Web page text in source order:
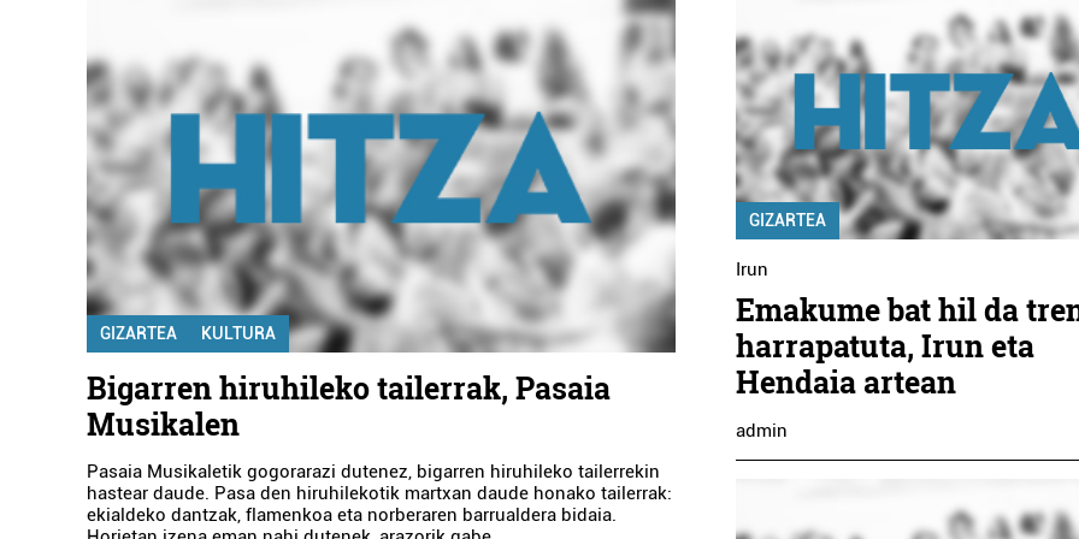
GIZARTEA KULTURA
Bigarren hiruhileko tailerrak, Pasaia
Musikalen
Pasaia Musikaletik gogorarazi dutenez, bigarren hiruhileko tailerrekin
hastear daude. Pasa den hiruhilekotik martxan daude honako tailerrak:
ekialdeko dantzak, flamenkoa eta norberaren barrualdera bidaia.
GIZARTEA
Irun
Emakume bat hil da
harrapatuta, Irun eta
Hendaia artean
admin